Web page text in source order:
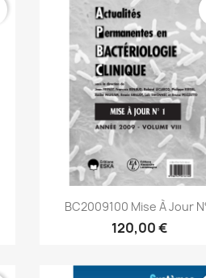
Aperçu rapide
BC2009100 Mise À Jour
120,00 €